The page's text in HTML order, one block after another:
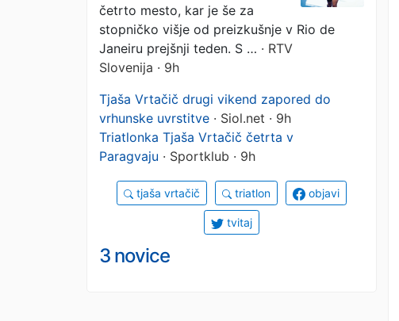
četrto mesto, kar je še za
stopničko višje od preizkušnje v Rio de
Janeiru prejšnji teden. S … · RTV
Slovenija · 9h
Tjaša Vrtačič drugi vikend zapored do
vrhunske uvrstitve · Siol.net · 9h
Triatlonka Tjaša Vrtačič četrta v
Paragvaju · Sportklub · 9h
tjaša vrtačič triatlon objavi
tvitaj
3 novice